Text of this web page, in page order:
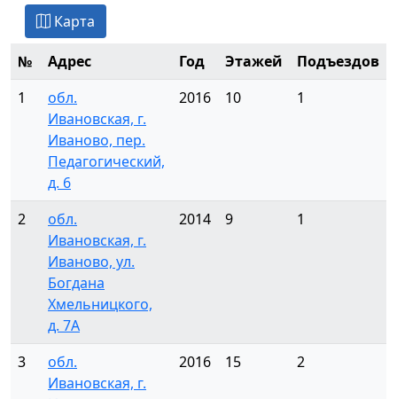
Карта
№ Адрес Год Этажей Подъездов
1
обл.
Ивановская, г.
Иваново, пер.
Педагогический,
д. 6
2016 10 1
2
обл.
Ивановская, г.
Иваново, ул.
Богдана
Хмельницкого,
д. 7А
2014 9 1
3
обл.
Ивановская, г.
2016 15 2